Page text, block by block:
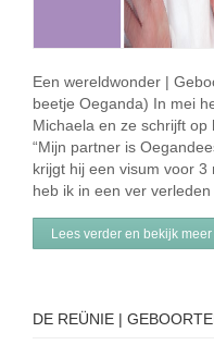
Een wereldwonder |
beetje Oeganda) In mei
Michaela en ze schrijft
“Mijn partner is
krijgt hij een visum voor 3
heb ik in een ver
Lees verder en bekijk meer
DE REÜNIE |